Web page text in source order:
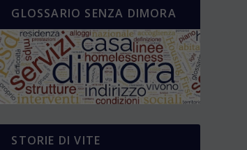
GLOSSARIO SENZA DIMORA
STORIE DI VITE